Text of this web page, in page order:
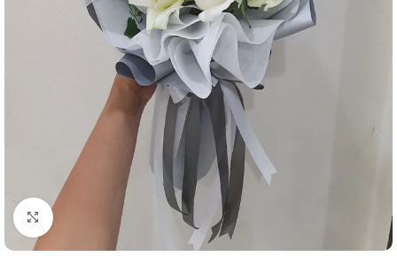
คลิกเพื่อขยาย